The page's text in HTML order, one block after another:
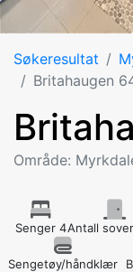
Søkeresultat
Britahaugen
Område:
Senger 4Antall
Sengetøy/håndklær